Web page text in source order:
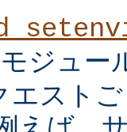
モジュー
エスト